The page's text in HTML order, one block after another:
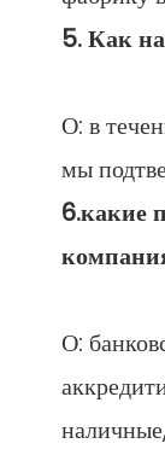
О: в
6.какие
О: